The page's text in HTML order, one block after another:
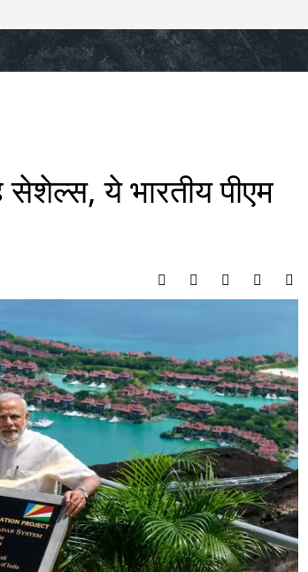
टेक – ऑटो राज्य मनोरंजन लाइफस्टाइल
सेशेल्स, ये भारतीय पीएम